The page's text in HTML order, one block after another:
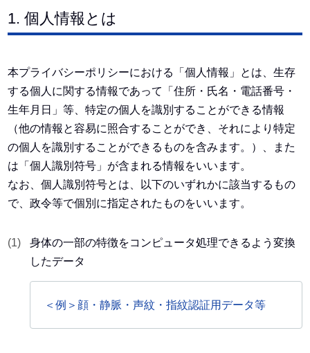
1. 個人情報とは
本プライバシーポリシーにおける「個人情報」とは、生存
する個人に関する情報であって「住所・氏名・電話番号・
生年月日」等、特定の個人を識別することができる情報
（他の情報と容易に照合することができ、それにより特定
の個人を識別することができるものを含みます。）、また
は「個人識別符号」が含まれる情報をいいます。
なお、個人識別符号とは、以下のいずれかに該当するもの
で、政令等で個別に指定されたものをいいます。
身体の一部の特徴をコンピュータ処理できるよう変換
したデータ
＜例＞顔・静脈・声紋・指紋認証用データ等